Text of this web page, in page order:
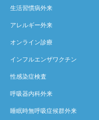
生活習慣病外来
アレルギー外来
オンライン診療
インフルエンザワクチン
性感染症検査
呼吸器内科外来
睡眠時無呼吸症候群外来